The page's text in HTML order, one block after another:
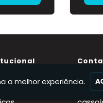
(11)
(11)
a melhor experiência.